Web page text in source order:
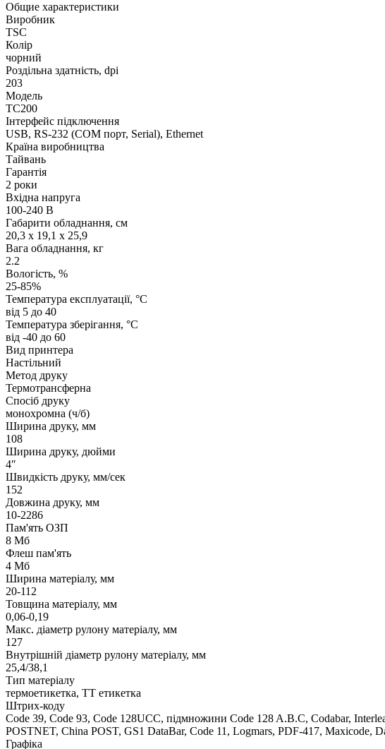
Общие характеристики
Виробник
TSC
Колір
чорний
Роздільна здатність, dpi
203
Модель
TC200
Інтерфейс підключення
USB, RS-232 (COM порт, Serial), Ethernet
Країна виробництва
Тайвань
Гарантія
2 роки
Вхідна напруга
100-240 В
Габарити обладнання, см
20,3 x 19,1 x 25,9
Вага обладнання, кг
2.2
Вологість, %
25-85%
Температура експлуатації, °C
від 5 до 40
Температура зберігання, °C
від -40 до 60
Вид принтера
Настільний
Метод друку
Термотрансферна
Спосіб друку
монохромна (ч/б)
Ширина друку, мм
108
Ширина друку, дюйми
4″
Швидкість друку, мм/сек
152
Довжина друку, мм
10-2286
Пам'ять ОЗП
8 Мб
Флеш пам'ять
4 Мб
Ширина матеріалу, мм
20-112
Товщина матеріалу, мм
0,06-0,19
Макс. діаметр рулону матеріалу, мм
127
Внутрішній діаметр рулону матеріалу, мм
25,4/38,1
Тип матеріалу
термоетикетка, ТТ етикетка
Штрих-коду
Code 39, Code 93, Code 128UCC, підмножини Code 128 A.B.C, Codabar,
POSTNET, China POST, GS1 DataBar, Code 11, Logmars, PDF-417, Maxicode,
Графіка